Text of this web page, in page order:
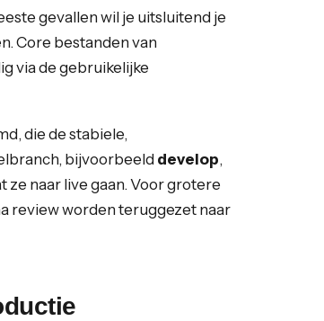
gevallen wil je uitsluitend je
Core bestanden van
via de gebruikelijke
die de stabiele,
bijvoorbeeld develop,
naar live gaan. Voor grotere
review worden teruggezet naar